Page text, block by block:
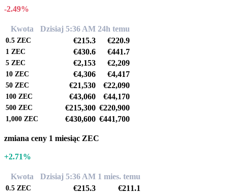
-2.49%
Kwota Dzisiaj 5:36 AM 24h temu
0.5 ZEC €215.3 €220.9
1 ZEC €430.6 €441.7
5 ZEC €2,153 €2,209
10 ZEC €4,306 €4,417
50 ZEC €21,530 €22,090
100 ZEC €43,060 €44,170
500 ZEC €215,300 €220,900
1,000 ZEC €430,600 €441,700
zmiana ceny 1 miesiąc ZEC
+2.71%
Kwota Dzisiaj 5:36 AM 1 mies. temu
0.5 ZEC €215.3 €211.1